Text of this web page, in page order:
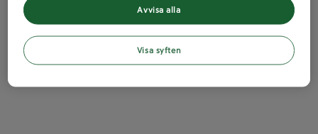
Avvisa alla
Visa syften